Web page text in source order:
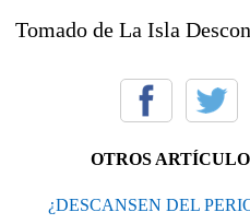
Tomado de La Isla
OTROS
¿DESCANSEN DEL